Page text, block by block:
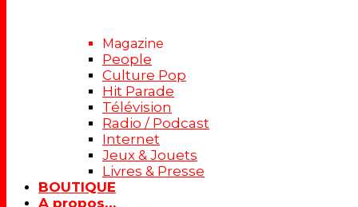
Magazine
People
Culture Pop
Hit Parade
Télévision
Radio / Podcast
Internet
Jeux & Jouets
Livres & Presse
BOUTIQUE
A propos…